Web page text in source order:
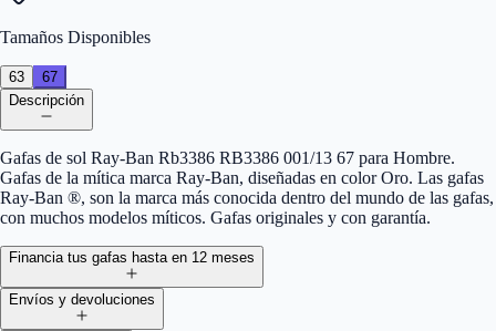
Tamaños Disponibles
63
67
Descripción
Gafas de sol Ray-Ban Rb3386 RB3386 001/13 67 para Hombre.
Gafas de la mítica marca Ray-Ban, diseñadas en color Oro. Las gafas
Ray-Ban ®, son la marca más conocida dentro del mundo de las gafas,
con muchos modelos míticos. Gafas originales y con garantía.
Financia tus gafas hasta en 12 meses
Envíos y devoluciones